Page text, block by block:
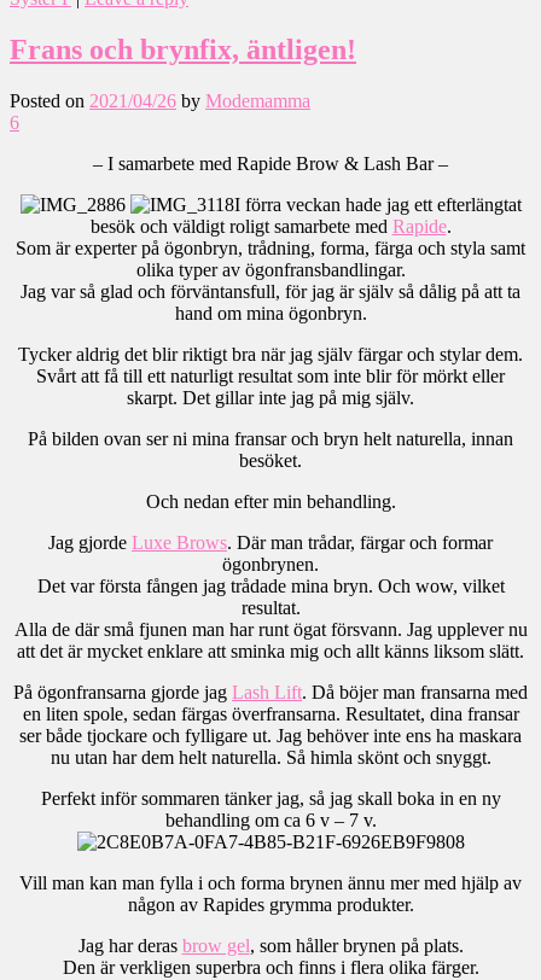
Frans och brynfix, äntligen!
Posted on 2021/04/26 by Modemamma
6
– I samarbete med Rapide Brow & Lash Bar –
I förra veckan hade jag ett efterlängtat
besök och väldigt roligt samarbete med Rapide.
Som är experter på ögonbryn, trådning, forma, färga och styla samt
olika typer av ögonfransbandlingar.
Jag var så glad och förväntansfull, för jag är själv så dålig på att ta
hand om mina ögonbryn.
Tycker aldrig det blir riktigt bra när jag själv färgar och stylar dem.
Svårt att få till ett naturligt resultat som inte blir för mörkt eller
skarpt. Det gillar inte jag på mig själv.
På bilden ovan ser ni mina fransar och bryn helt naturella, innan
besöket.
Och nedan efter min behandling.
Jag gjorde Luxe Brows. Där man trådar, färgar och formar
ögonbrynen.
Det var första fången jag trådade mina bryn. Och wow, vilket
resultat.
Alla de där små fjunen man har runt ögat försvann. Jag upplever nu
att det är mycket enklare att sminka mig och allt känns liksom slätt.
På ögonfransarna gjorde jag Lash Lift. Då böjer man fransarna med
en liten spole, sedan färgas överfransarna. Resultatet, dina fransar
ser både tjockare och fylligare ut. Jag behöver inte ens ha maskara
nu utan har dem helt naturella. Så himla skönt och snyggt.
Perfekt inför sommaren tänker jag, så jag skall boka in en ny
behandling om ca 6 v – 7 v.
Vill man kan man fylla i och forma brynen ännu mer med hjälp av
någon av Rapides grymma produkter.
Jag har deras brow gel, som håller brynen på plats.
Den är verkligen superbra och finns i flera olika färger.